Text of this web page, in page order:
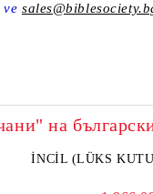
ve
İNCİL (LÜKS